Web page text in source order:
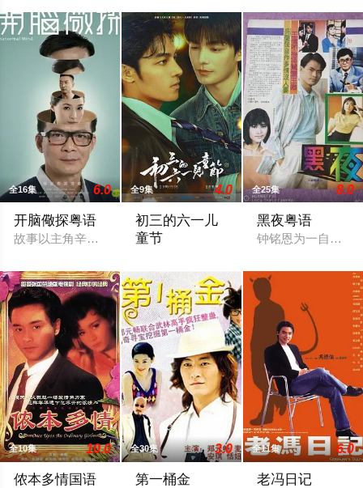
全16集 6.0
开脑儆探粤语
故事以主角辛纪元（黄日华饰）为主干，原是重案组督察，在
全9集 4.0
初三的六一儿
童节
全25集 8.0
黑夜粤语
钟铭恩为一自食其
全10集 10.0
侬本多情国语
全30集 3.0
第一桶金
全11集 6.0
老冯日记